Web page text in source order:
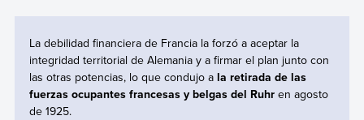
La debilidad financiera de Francia la forzó a aceptar la
integridad territorial de Alemania y a firmar el plan junto con
las otras potencias, lo que condujo ala retirada de las
fuerzas ocupantes francesas y belgas del Ruhr en agosto
de 1925.